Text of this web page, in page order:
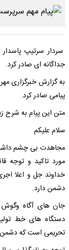
سردار سرتیپ پاسدار
جداگانه ای صادر کرد.
به گزارش خبرگزاری
پیامی صادر کرد.
متن این پیام به شرح
سلام علیکم
مجاهدت بی چشم داشت
مورد تاکید و توجه
خداوند جل و اعلا
دشمن دارد.
جان های آگاه وگوش
دستگاه های خط
تحریمی است که دشمن